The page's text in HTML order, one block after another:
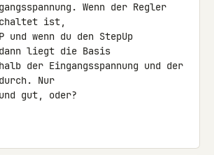
Wenn der Regler
ist,
und wenn du den StepUp
liegt die Basis
der Eingangsspannung und der
Nur
gut, oder?